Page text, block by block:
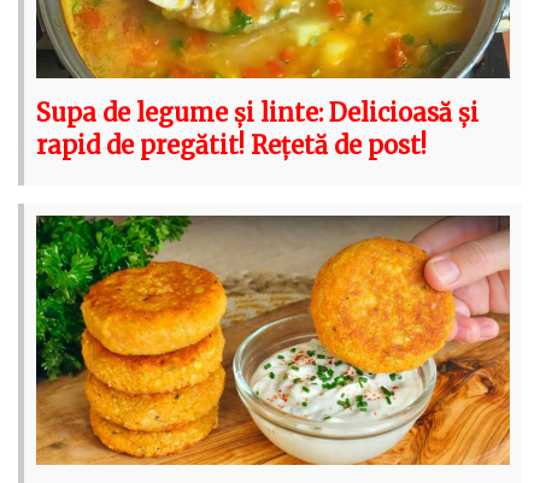
Supa de legume și linte: Delicioasă și
rapid de pregătit! Rețetă de post!